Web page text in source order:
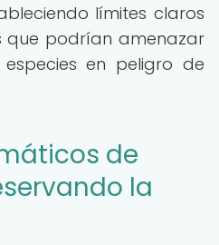
límites claros
podrían amenazar
en peligro de
de
la